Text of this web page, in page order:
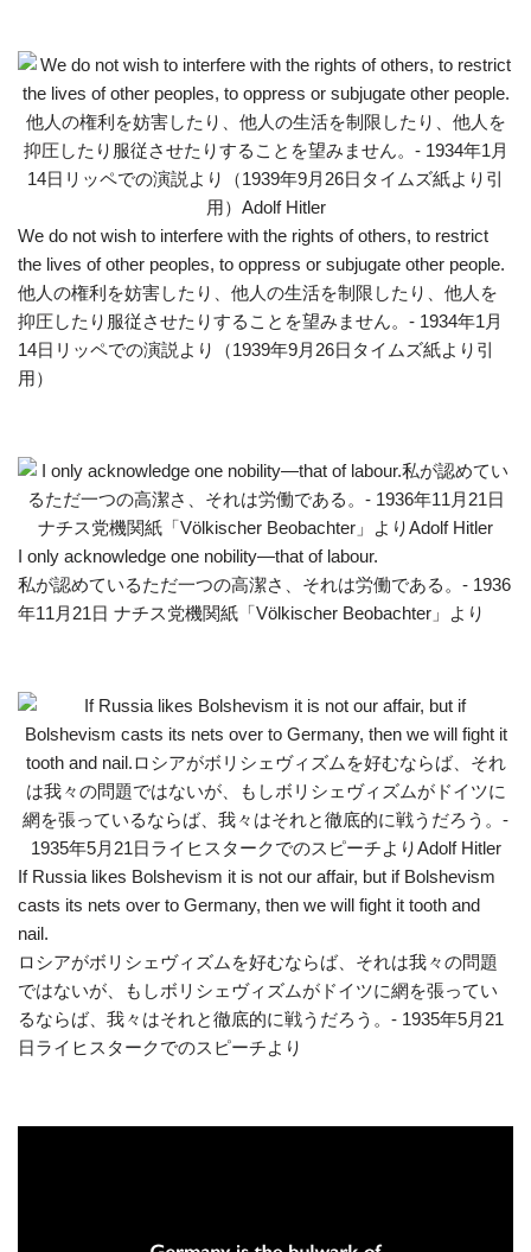
We do not wish to interfere with the rights of others, to restrict
the lives of other peoples, to oppress or subjugate other people.
他人の権利を妨害したり、他人の生活を制限したり、他人を
抑圧したり服従させたりすることを望みません。- 1934年1月
14日リッペでの演説より（1939年9月26日タイムズ紙より引
用）
I only acknowledge one nobility—that of labour.
私が認めているただ一つの高潔さ、それは労働である。- 1936
年11月21日 ナチス党機関紙「Völkischer Beobachter」より
If Russia likes Bolshevism it is not our affair, but if Bolshevism
casts its nets over to Germany, then we will fight it tooth and
nail.
ロシアがボリシェヴィズムを好むならば、それは我々の問題
ではないが、もしボリシェヴィズムがドイツに網を張ってい
るならば、我々はそれと徹底的に戦うだろう。- 1935年5月21
日ライヒスタークでのスピーチより